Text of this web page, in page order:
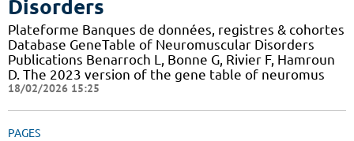
Disorders
Plateforme Banques de données, registres & cohortes
Database GeneTable of Neuromuscular Disorders
Publications Benarroch L, Bonne G, Rivier F, Hamroun
D. The 2023 version of the gene table of neuromus
18/02/2026 15:25
PAGES